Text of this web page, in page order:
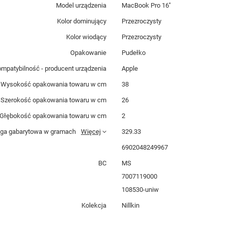
Model urządzenia MacBook Pro 16''
Kolor dominujący Przezroczysty
Kolor wiodący Przezroczysty
Opakowanie Pudełko
- producent urządzenia Apple
Wysokość opakowania towaru w cm 38
Szerokość opakowania towaru w cm 26
Głębokość opakowania towaru w cm 2
gabarytowa w gramach Więcej 329.33
6902048249967
BC
MS
7007119000
108530-uniw
Kolekcja Nillkin